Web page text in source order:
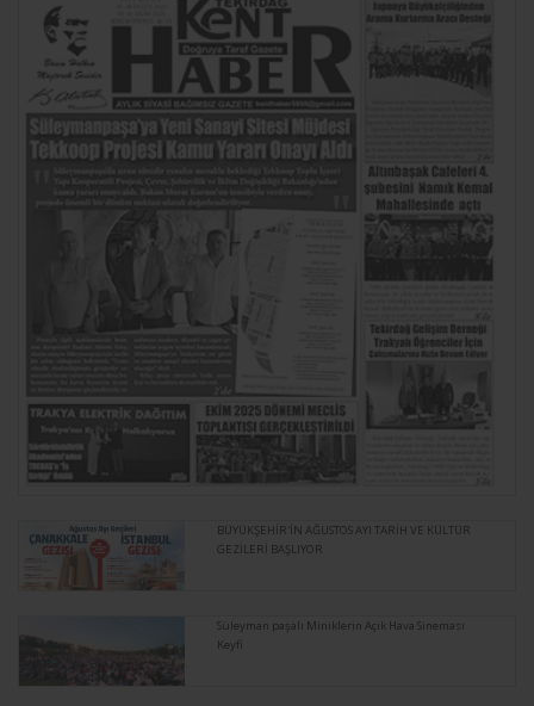
BÜYÜKŞEHİR'İN AĞUSTOS AYI TARİH VE KÜLTÜR
GEZİLERİ BAŞLIYOR
Süleyman paşalı Miniklerin Açık Hava Sineması
Keyfi